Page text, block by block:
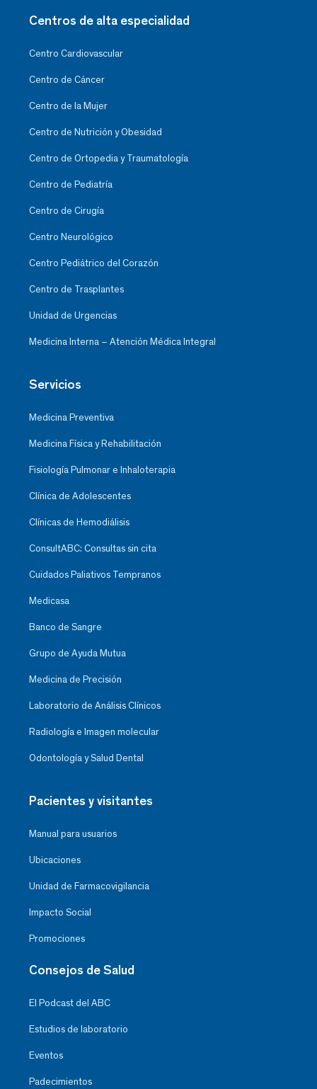
Centros de alta especialidad
Centro Cardiovascular
Centro de Cáncer
Centro de la Mujer
Centro de Nutrición y Obesidad
Centro de Ortopedia y Traumatología
Centro de Pediatría
Centro de Cirugía
Centro Neurológico
Centro Pediátrico del Corazón
Centro de Trasplantes
Unidad de Urgencias
Medicina Interna – Atención Médica Integral
Servicios
Medicina Preventiva
Medicina Física y Rehabilitación
Fisiología Pulmonar e Inhaloterapia
Clínica de Adolescentes
Clínicas de Hemodiálisis
ConsultABC: Consultas sin cita
Cuidados Paliativos Tempranos
Medicasa
Banco de Sangre
Grupo de Ayuda Mutua
Medicina de Precisión
Laboratorio de Análisis Clínicos
Radiología e Imagen molecular
Odontología y Salud Dental
Pacientes y visitantes
Manual para usuarios
Ubicaciones
Unidad de Farmacovigilancia
Impacto Social
Promociones
Consejos de Salud
El Podcast del ABC
Estudios de laboratorio
Eventos
Padecimientos